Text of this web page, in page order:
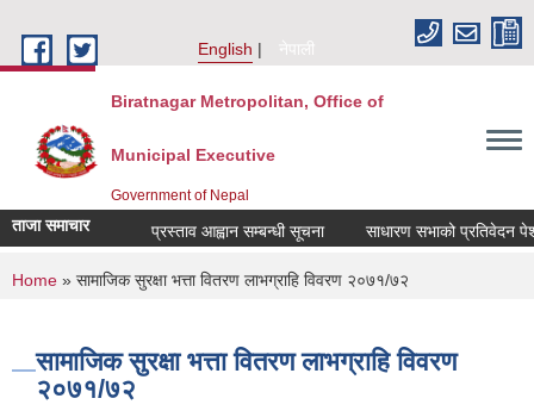
English
नेपाली
Biratnagar Metropolitan, Office of
Municipal Executive
Government of Nepal
ताजा समाचार प्रस्ताव आह्वान सम्बन्धी सूचना साधारण सभाको प्रतिवेदन
You are here
Home » सामाजिक सुरक्षा भत्ता वितरण लाभग्राहि विवरण २०७१/७२
सामाजिक सुरक्षा भत्ता वितरण लाभग्राहि विवरण
२०७१/७२